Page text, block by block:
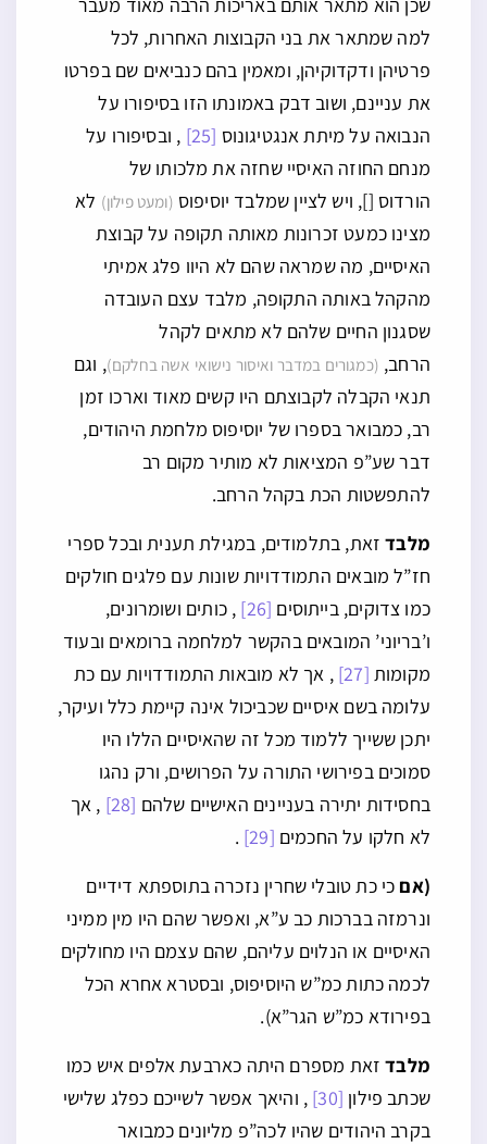
למה שמתאר את בני הקבוצות האחרות, לכל
פרטיהן ודקדוקיהן, ומאמין בהם כנביאים שם בפרטו
את עניינם, ושוב דבק באמונתו הזו בסיפורו על
הנבואה על מיתת אנגטיגונוס [25]
, ובסיפורו על
מנחם החוזה האיסיי שחזה את מלכותו של
הורדוס [], ויש לציין שמלבד יוסיפוס (ומעט פילון) לא
מצינו כמעט זכרונות מאותה תקופה על קבוצת
האיסיים, מה שמראה שהם לא היוו פלג אמיתי
מהקהל באותה התקופה, מלבד עצם העובדה
שסגנון החיים שלהם לא מתאים לקהל
הרחב, (כמגורים במדבר ואיסור נישואי אשה בחלקם), וגם
תנאי הקבלה לקבוצתם היו קשים מאוד וארכו זמן
רב, כמבואר בספרו של יוסיפוס מלחמת היהודים,
דבר שע”פ המציאות לא מותיר מקום רב
להתפשטות הכת בקהל הרחב.
מלבדזאת, בתלמודים, במגילת תענית ובכל ספרי
חז”ל מובאים התמודדויות שונות עם פלגים חולקים
כמו צדוקים, בייתוסים [26]
, כותים ושומרונים,
ו’בריוני’ המובאים בהקשר למלחמה ברומאים ובעוד
מקומות [27]
, אך לא מובאות התמודדויות עם כת
עלומה בשם איסיים שכביכול אינה קיימת כלל ועיקר,
יתכן ששייך ללמוד מכל זה שהאיסיים הללו היו
סמוכים בפירושי התורה על הפרושים, ורק נהגו
בחסידות יתירה בעניינים האישיים שלהם [28]
, אך
לא חלקו על החכמים [29]
.
(אם כי כת טובלי שחרין נזכרה בתוספתא דידיים
ונרמזה בברכות כב ע”א, ואפשר שהם היו מין ממיני
האיסיים או הנלוים עליהם, שהם עצמם היו מחולקים
לכמה כתות כמ”ש היוסיפוס, ובסטרא אחרא הכל
בפירודא כמ”ש הגר”א).
מלבדזאת מספרם היתה כארבעת אלפים איש כמו
שכתב פילון [30]
, והיאך אפשר לשייכם כפלג שלישי
בקרב היהודים שהיו לכה”פ מליונים כמבואר